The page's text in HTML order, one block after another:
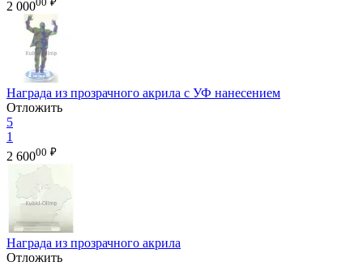
2 000
Награда из прозрачного акрила с УФ нанесением
Отложить
5
1
2 60000 ₽
Награда из прозрачного акрила
Отложить